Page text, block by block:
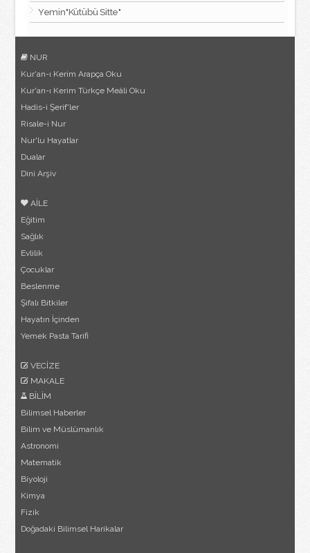
Yemin"Kütübü Sitte"
NUR
Kur'an-ı Kerim Arapça Oku
Kur'an-ı Kerim Türkçe Meâli Oku
Hadis-i Şerif'ler
Risale-i Nur
Nur'lu Hayatlar
Dualar
Dini Arşiv
AİLE
Eğitim
Sağlık
Evlilik
Çocuklar
Beslenme
Şifalı Bitkiler
Hayatın İçinden
Yemek Pasta Tarifi
VECİZE
MAKALE
BİLİM
Bilimsel Haberler
Bilim ve Müslümanlık
Astronomi
Matematik
Biyoloji
Kimya
Fizik
Doğadaki Bilimsel Harikalar